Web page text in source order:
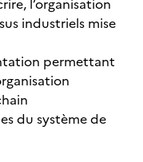
l’organisation
industriels mise
permettant
du système de